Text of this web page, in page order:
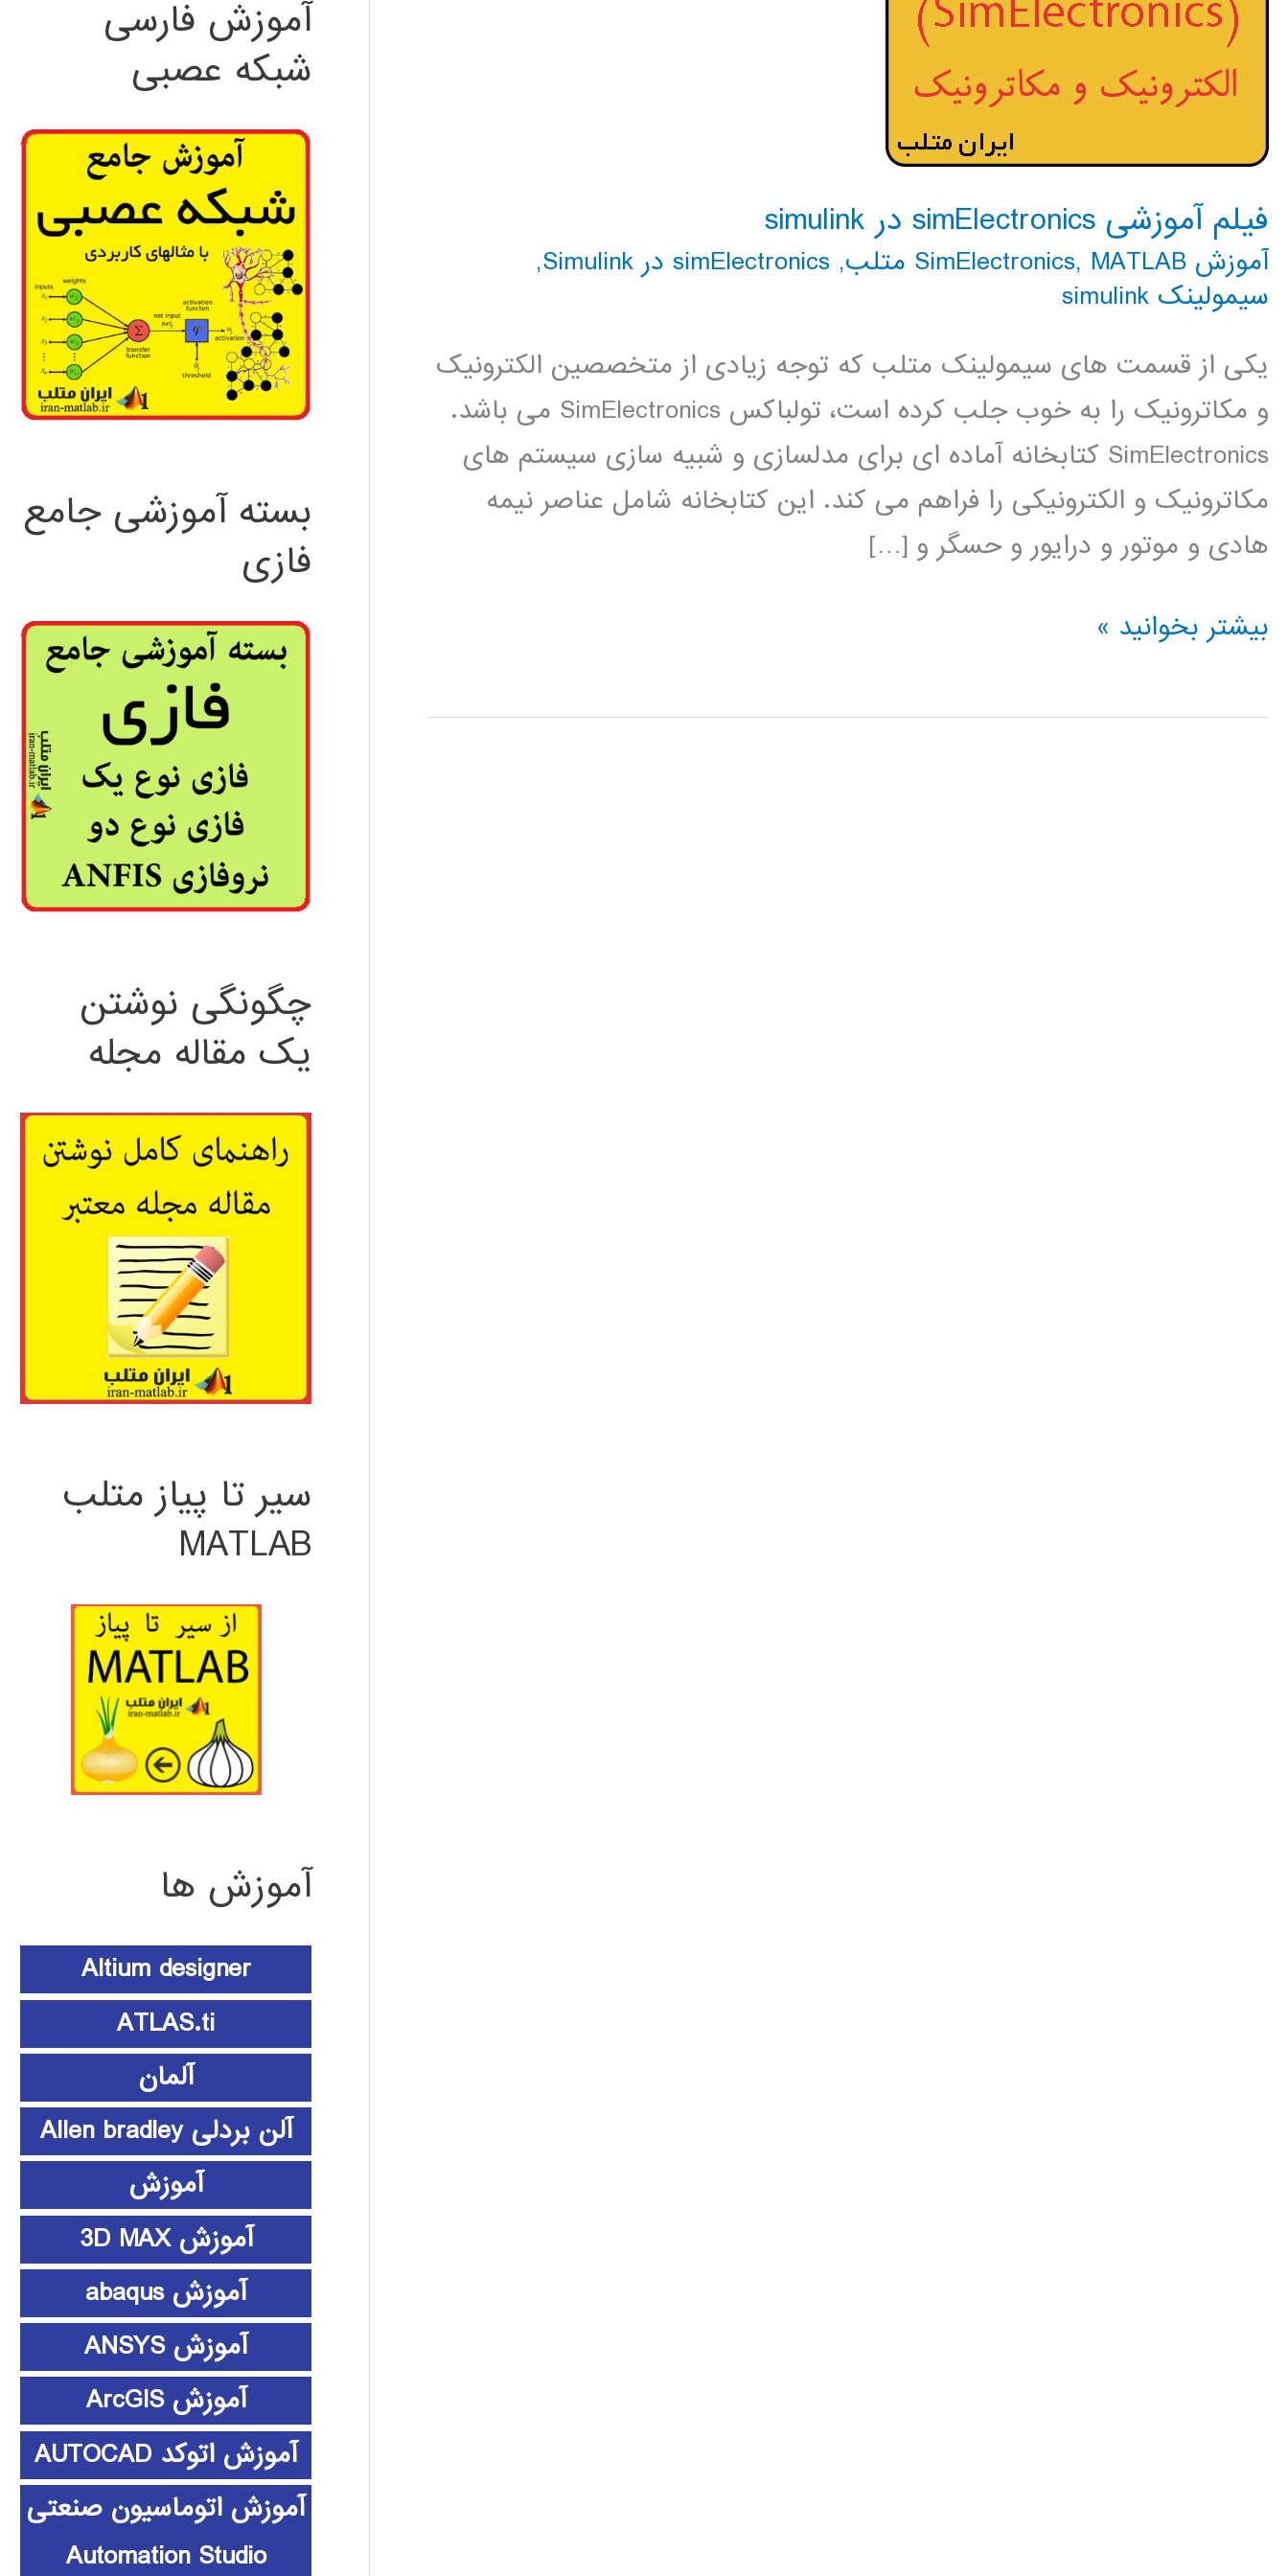
فیلم آموزشی simElectronics در simulink
آموزش SimElectronics , MATLAB متلب , simElectronics در Simulink
,
سیمولینک simulink
یکی از قسمت های سیمولینک متلب که توجه زیادی از متخصصین الکترونیک
و مکاترونیک را به خوب جلب کرده است، تولباکس SimElectronics می باشد.
SimElectronics کتابخانه آماده ای برای مدلسازی و شبیه سازی سیستم های
مکاترونیک و الکترونیکی را فراهم می کند. این کتابخانه شامل عناصر نیمه
هادی و موتور و درایور و حسگر و […]
فیلم
simElectronics
بیشتر بخوانید »
آموزش فارسی
شبکه عصبی
بسته آموزشی جامع
فازی
چگونگی نوشتن
یک مقاله مجله
سیر تا پیاز متلب
MATLAB
آموزش ها
Altium designer
ATLAS.ti
آلمان
آلن بردلی Allen bradley
آموزش
آموزش 3D MAX
آموزش abaqus
آموزش ANSYS
آموزش ArcGIS
آموزش اتوکد AUTOCAD
آموزش اتوماسیون صنعتی
Automation Studio